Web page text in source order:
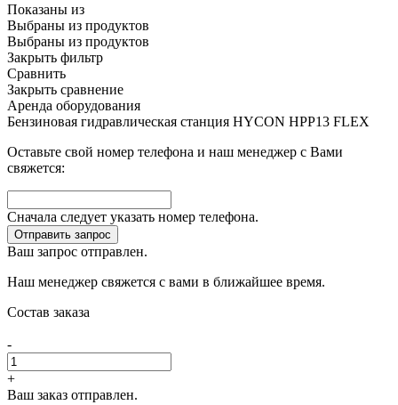
Показаны из
Выбраны из продуктов
Выбраны из продуктов
Закрыть фильтр
Сравнить
Закрыть сравнение
Аренда оборудования
Бензиновая гидравлическая станция HYCON HPP13 FLEX
Оставьте свой номер телефона и наш менеджер с Вами
свяжется:
Сначала следует указать номер телефона.
Отправить запрос
Ваш запрос отправлен.
Наш менеджер свяжется с вами в ближайшее время.
Состав заказа
-
+
Ваш заказ отправлен.